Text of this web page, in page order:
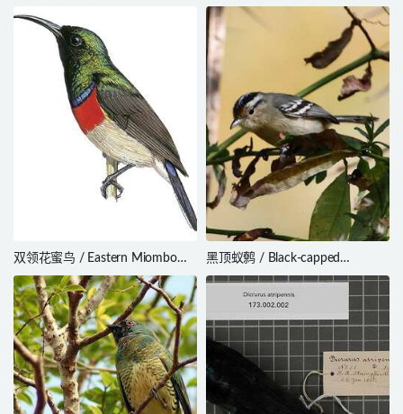
/ Lagonosticta rufopicta
双领花蜜鸟 / Eastern Miombo
Sunbird / Cinnyris manoensis
黑顶蚁鹩 / Black-capped
Antwren / Herpsilochmus
atricapillus